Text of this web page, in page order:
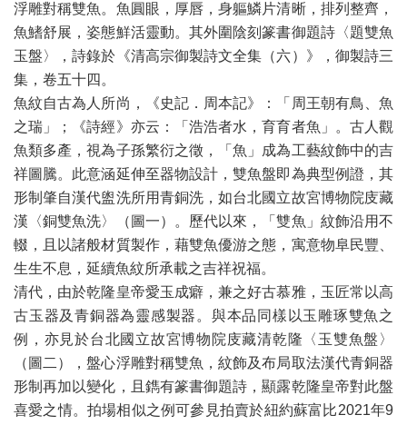
浮雕對稱雙魚。魚圓眼，厚唇，身軀鱗片清晰，排列整齊，
魚鰭舒展，姿態鮮活靈動。其外圍陰刻篆書御題詩〈題雙魚
玉盤〉，詩錄於《清高宗御製詩文全集（六）》，御製詩三
集，卷五十四。
魚紋自古為人所尚，《史記．周本記》：「周王朝有鳥、魚
之瑞」；《詩經》亦云：「浩浩者水，育育者魚」。古人觀
魚類多產，視為子孫繁衍之徵，「魚」成為工藝紋飾中的吉
祥圖騰。此意涵延伸至器物設計，雙魚盤即為典型例證，其
形制肇自漢代盥洗所用青銅洗，如台北國立故宮博物院庋藏
漢〈銅雙魚洗〉（圖一）。歷代以來，「雙魚」紋飾沿用不
輟，且以諸般材質製作，藉雙魚優游之態，寓意物阜民豐、
生生不息，延續魚紋所承載之吉祥祝福。
清代，由於乾隆皇帝愛玉成癖，兼之好古慕雅，玉匠常以高
古玉器及青銅器為靈感製器。與本品同樣以玉雕琢雙魚之
例，亦見於台北國立故宮博物院庋藏清乾隆〈玉雙魚盤〉
（圖二），盤心浮雕對稱雙魚，紋飾及布局取法漢代青銅器
形制再加以變化，且鐫有篆書御題詩，顯露乾隆皇帝對此盤
喜愛之情。拍場相似之例可參見拍賣於紐約蘇富比2021年9